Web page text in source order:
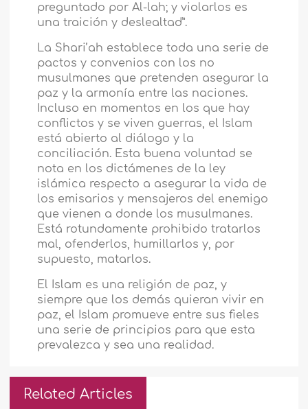
preguntado por Al-lah; y violarlos es
una traición y deslealtad”.
La Shari’ah establece toda una serie de
pactos y convenios con los no
musulmanes que pretenden asegurar la
paz y la armonía entre las naciones.
Incluso en momentos en los que hay
conflictos y se viven guerras, el Islam
está abierto al diálogo y la
conciliación. Esta buena voluntad se
nota en los dictámenes de la ley
islámica respecto a asegurar la vida de
los emisarios y mensajeros del enemigo
que vienen a donde los musulmanes.
Está rotundamente prohibido tratarlos
mal, ofenderlos, humillarlos y, por
supuesto, matarlos.
El Islam es una religión de paz, y
siempre que los demás quieran vivir en
paz, el Islam promueve entre sus fieles
una serie de principios para que esta
prevalezca y sea una realidad.
Related Articles